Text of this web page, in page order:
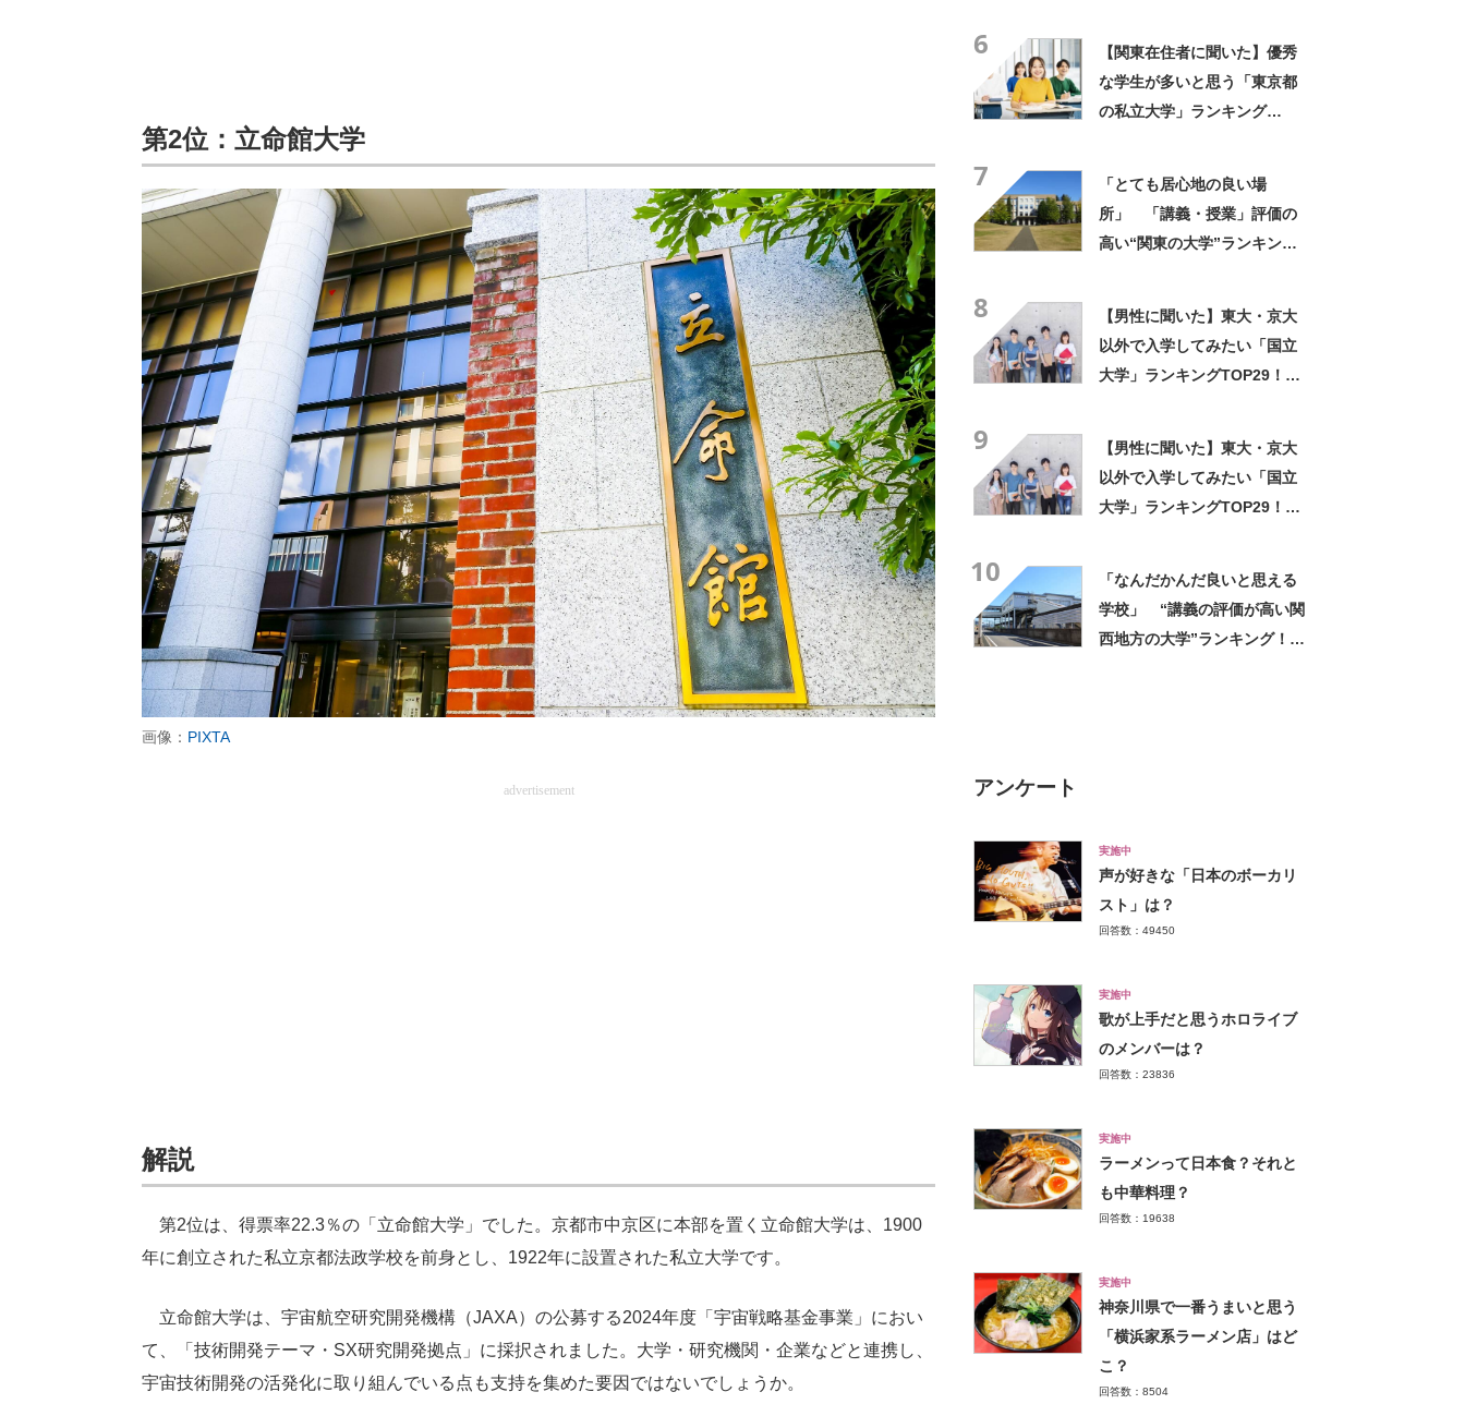
第2位：立命館大学
画像： PIXTA
advertisement
解説
第2位は、得票率22.3％の「立命館大学」でした。京都市中京区に本部を置く立命館大学は、1900
年に創立された私立京都法政学校を前身とし、1922年に設置された私立大学です。
立命館大学は、宇宙航空研究開発機構（JAXA）の公募する2024年度「宇宙戦略基金事業」におい
て、「技術開発テーマ・SX研究開発拠点」に採択されました。大学・研究機関・企業などと連携し、
宇宙技術開発の活発化に取り組んでいる点も支持を集めた要因ではないでしょうか。
6
【関東在住者に聞いた】優秀
な学生が多いと思う「東京都
の私立大学」ランキング
7
「とても居心地の良い場
所」 「講義・授業」評価の
高い“関東の大学”ランキング
8
【男性に聞いた】東大・京大
以外で入学してみたい「国立
大学」ランキングTOP29！
9
【男性に聞いた】東大・京大
以外で入学してみたい「国立
大学」ランキングTOP29！
10
「なんだかんだ良いと思える
学校」 “講義の評価が高い関
西地方の大学”ランキング！
アンケート
実施中
声が好きな「日本のボーカリ
スト」は？
回答数：49450
実施中
歌が上手だと思うホロライブ
のメンバーは？
回答数：23836
実施中
ラーメンって日本食？それと
も中華料理？
回答数：19638
実施中
神奈川県で一番うまいと思う
「横浜家系ラーメン店」はど
こ？
回答数：8504